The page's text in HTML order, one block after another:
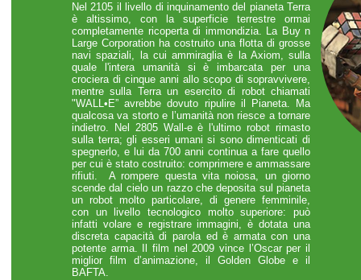
Nel 2105 il livello di inquinamento del pianeta Terra
è altissimo, con la superficie terrestre ormai
completamente ricoperta di immondizia. La Buy n
Large Corporation ha costruito una flotta di grosse
navi spaziali, la cui ammiraglia è la Axiom, sulla
quale l'intera umanità si è imbarcata per una
crociera di cinque anni allo scopo di sopravvivere,
mentre sulla Terra un esercito di robot chiamati
"WALL•E” avrebbe dovuto ripulire il Pianeta. Ma
qualcosa va storto e l’umanità non riesce a tornare
indietro. Nel 2805 Wall-e è l'ultimo robot rimasto
sulla terra; gli esseri umani si sono dimenticati di
spegnerlo, e lui da 700 anni continua a fare quello
per cui è stato costruito: comprimere e ammassare
rifiuti. A rompere questa vita noiosa, un giorno
scende dal cielo un razzo che deposita sul pianeta
un robot molto particolare, di genere femminile,
con un livello tecnologico molto superiore: può
infatti volare e registrare immagini, è dotata una
discreta capacità di parola ed è armata con una
potente arma. Il film nel 2009 vince l’Oscar per il
miglior film d’animazione, il Golden Globe e il
BAFTA.